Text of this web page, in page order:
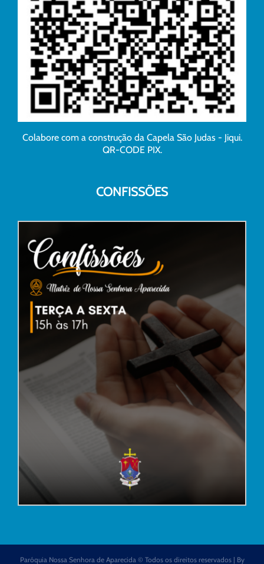
Colabore com a construção da Capela São Judas - Jiqui.
QR-CODE PIX.
CONFISSÕES
Paróquia Nossa Senhora de Aparecida © Todos os direitos reservados | By